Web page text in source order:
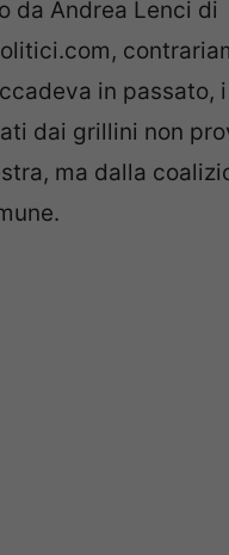
da Andrea Lenci di
in passato,
dai grillini non
ma dalla